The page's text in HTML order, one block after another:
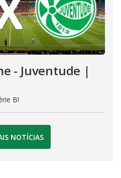
- Juventude |
B!
NOTÍCIAS